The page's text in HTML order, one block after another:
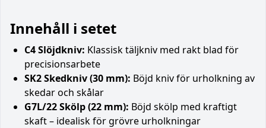
Innehåll i setet
C4 Slöjdkniv: Klassisk täljkniv med rakt blad för
precisionsarbete
SK2 Skedkniv (30 mm): Böjd kniv för urholkning av
skedar och skålar
G7L/22 Skölp (22 mm): Böjd skölp med kraftigt
skaft – idealisk för grövre urholkningar